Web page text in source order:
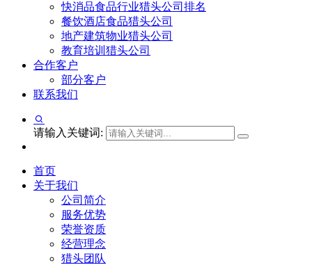
快消品食品行业猎头公司排名
餐饮酒店食品猎头公司
地产建筑物业猎头公司
教育培训猎头公司
合作客户
部分客户
联系我们
请输入关键词:
首页
关于我们
公司简介
服务优势
荣誉资质
经营理念
猎头团队